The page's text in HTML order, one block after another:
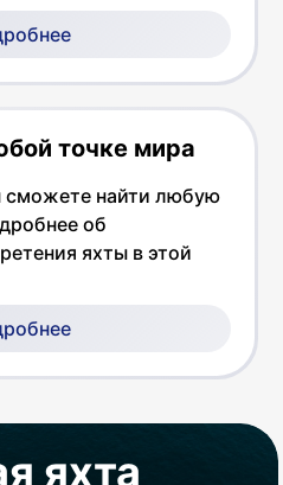
точке мира
сможете найти любую
об
яхты в этой
яхта